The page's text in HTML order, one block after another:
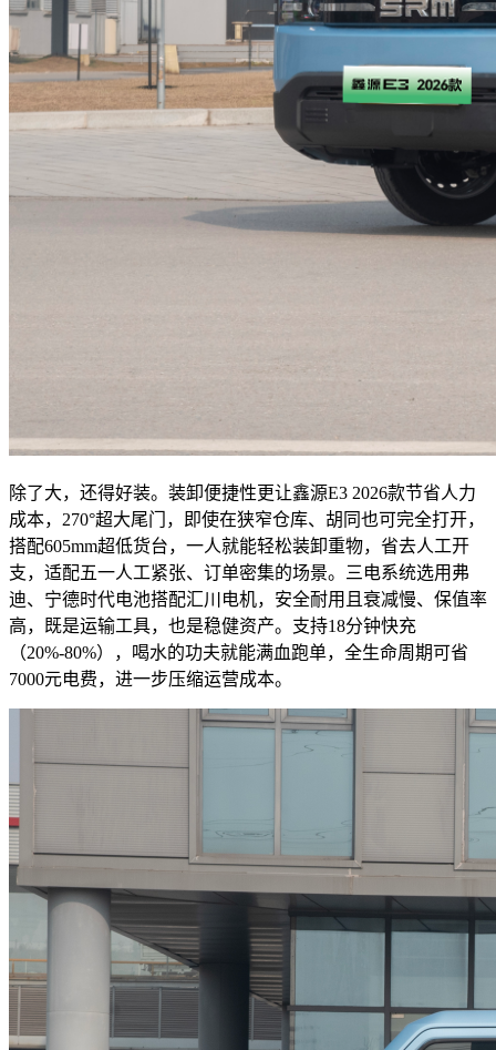
除了大，还得好装。装卸便捷性更让鑫源E3 2026款节省人力
成本，270°超大尾门，即使在狭窄仓库、胡同也可完全打开，
搭配605mm超低货台，一人就能轻松装卸重物，省去人工开
支，适配五一人工紧张、订单密集的场景。三电系统选用弗
迪、宁德时代电池搭配汇川电机，安全耐用且衰减慢、保值率
高，既是运输工具，也是稳健资产。支持18分钟快充
（20%-80%），喝水的功夫就能满血跑单，全生命周期可省
7000元电费，进一步压缩运营成本。